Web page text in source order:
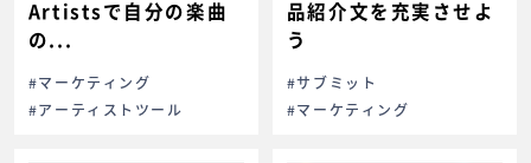
Artistsで自分の楽曲
の...
#マーケティング
#アーティストツール
品紹介文を充実させよ
う
#サブミット
#マーケティング